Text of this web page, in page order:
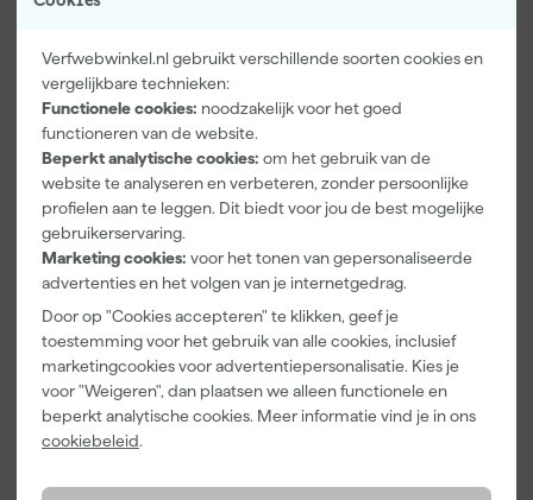
Verfwebwinkel.nl gebruikt verschillende soorten cookies en
vergelijkbare technieken:
Functionele cookies: noodzakelijk voor het goed
functioneren van de website.
Beperkt analytische cookies: om het gebruik van de
website te analyseren en verbeteren, zonder persoonlijke
profielen aan te leggen. Dit biedt voor jou de best mogelijke
gebruikerservaring.
Marketing cookies: voor het tonen van gepersonaliseerde
advertenties en het volgen van je internetgedrag.
Door op "Cookies accepteren" te klikken, geef je
toestemming voor het gebruik van alle cookies, inclusief
marketingcookies voor advertentiepersonalisatie. Kies je
voor "Weigeren", dan plaatsen we alleen functionele en
beperkt analytische cookies. Meer informatie vind je in ons
cookiebeleid.
Paintura
Lucamax
Washi tape -
50mx24mm
Morgen
bezorgd
3,99
incl. BTW
Farrow & Ball
F&B
Kleurenwaaie
r
Morgen
bezorgd
22,00
incl. BTW
Go!Paint Roll
Verfbak -
12cm Roller -
0,5L + 5
Morgen
bezorgd
3,99
incl. BTW